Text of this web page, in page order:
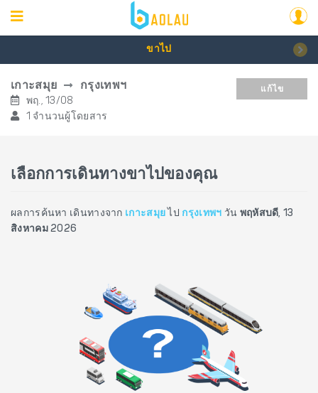
ขาไป
เกาะสมุย กรุงเทพฯ
พฤ., 13/08
1 จำนวนผู้โดยสาร
แก้ไข
เลือกการเดินทางขาไปของคุณ
ผลการค้นหา เดินทางจาก เกาะสมุย ไป กรุงเทพฯ วัน พฤหัสบดี, 13
สิงหาคม 2026